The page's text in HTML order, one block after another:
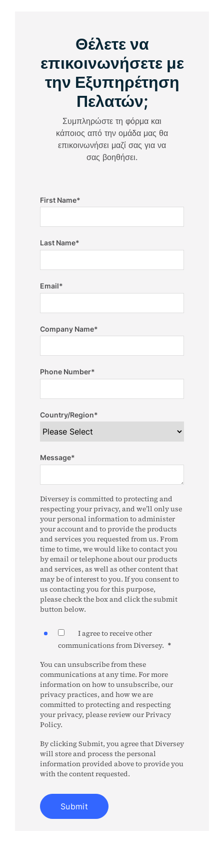
Θέλετε να
επικοινωνήσετε με
την Εξυπηρέτηση
Πελατών;
Συμπληρώστε τη φόρμα και
κάποιος από την ομάδα μας θα
επικοινωνήσει μαζί σας για να
σας βοηθήσει.
First Name*
Last Name*
Email*
Company Name*
Phone Number*
Country/Region*
Message*
Diversey is committed to protecting and
respecting your privacy, and we’ll only use
your personal information to administer
your account and to provide the products
and services you requested from us. From
time to time, we would like to contact you
by email or telephone about our products
and services, as well as other content that
may be of interest to you. If you consent to
us contacting you for this purpose,
please check the box and click the submit
button below.
I agree to receive other
communications from Diversey. *
You can unsubscribe from these
communications at any time. For more
information on how to unsubscribe, our
privacy practices, and how we are
committed to protecting and respecting
your privacy, please review our Privacy
Policy.
By clicking Submit, you agree that Diversey
will store and process the personal
information provided above to provide you
with the content requested.